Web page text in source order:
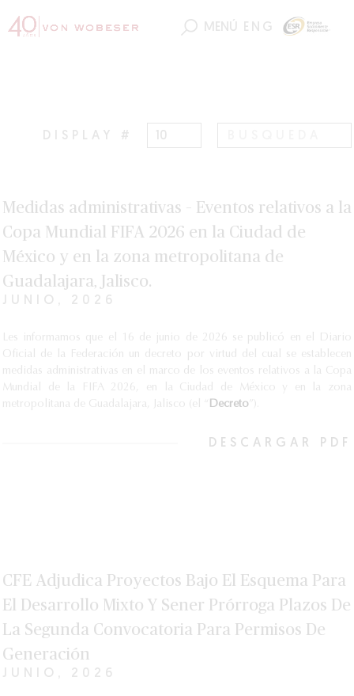
MENÚ ENG
DISPLAY #
Medidas administrativas – Eventos relativos a la
Copa Mundial FIFA 2026 en la Ciudad de
México y en la zona metropolitana de
Guadalajara, Jalisco.
JUNIO, 2026
Les informamos que el 16 de junio de 2026 se publicó en el Diario
Oficial de la Federación un decreto por virtud del cual se establecen
medidas administrativas en el marco de los eventos relativos a la Copa
Mundial de la FIFA 2026, en la Ciudad de México y en la zona
metropolitana de Guadalajara, Jalisco (el “
Decreto ”).
DESCARGAR PDF
CFE Adjudica Proyectos Bajo El Esquema Para
El Desarrollo Mixto Y Sener Prórroga Plazos De
La Segunda Convocatoria Para Permisos De
Generación
JUNIO, 2026